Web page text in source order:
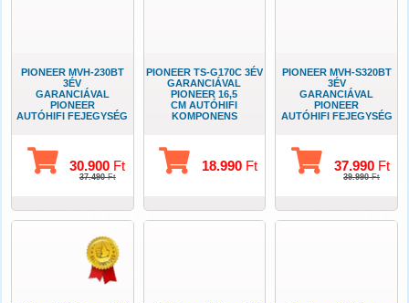
PIONEER MVH-230BT
3ÉV
GARANCIÁVAL
PIONEER
AUTÓHIFI FEJEGYSÉG
30.900 Ft
37.490Ft
PIONEER TS-G170C 3ÉV
GARANCIÁVAL
PIONEER 16,5
CM AUTÓHIFI
KOMPONENS
18.990Ft
PIONEER MVH-S320BT
3ÉV
GARANCIÁVAL
PIONEER
AUTÓHIFI FEJEGYSÉG
37.990Ft
39.990Ft